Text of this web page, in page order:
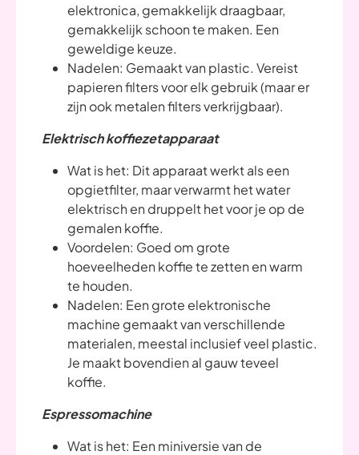
elektronica, gemakkelijk draagbaar,
gemakkelijk schoon te maken. Een
geweldige keuze.
Nadelen: Gemaakt van plastic. Vereist
papieren filters voor elk gebruik (maar er
zijn ook metalen filters verkrijgbaar).
Elektrisch koffiezetapparaat
Wat is het: Dit apparaat werkt als een
opgietfilter, maar verwarmt het water
elektrisch en druppelt het voor je op de
gemalen koffie.
Voordelen: Goed om grote
hoeveelheden koffie te zetten en warm
te houden.
Nadelen: Een grote elektronische
machine gemaakt van verschillende
materialen, meestal inclusief veel plastic.
Je maakt bovendien al gauw teveel
koffie.
Espressomachine
Wat is het: Een miniversie van de